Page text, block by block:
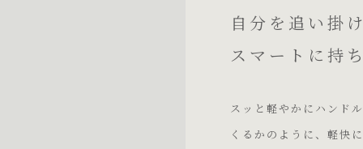
自分を追い掛
スマートに持
スッと軽やかにハンド
くるかのように、軽快